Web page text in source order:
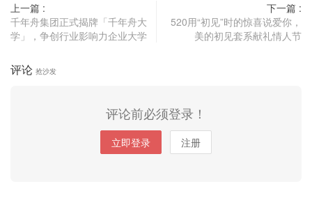
上一篇 :
千年舟集团正式揭牌「千年舟大
学」，争创行业影响力企业大学
下一篇 :
520用“初见”时的惊喜说爱你，
美的初见套系献礼情人节
评论 抢沙发
评论前必须登录！
立即登录 注册